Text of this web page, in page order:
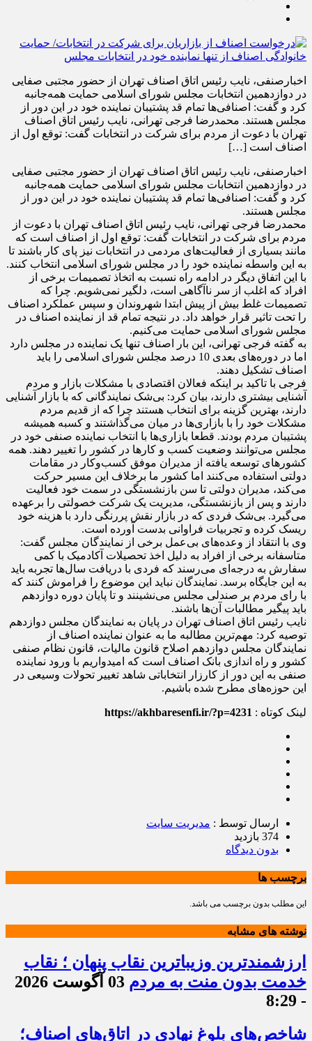
اخبارصنفی، نایب رئیس اتاق اصناف تهران از حضور مجتبی صفایی
در دوازدهمین انتخابات مجلس شورای اسلامی حمایت همه‌جانبه
کرد و گفت: اصنافی‌ها تمام قد پشتیبان نماینده خود در این دور از
مجلس هستند. محمدرضا فرجی تهرانی، نایب رئیس اتاق اصناف
تهران با دعوت از مردم برای شرکت در انتخابات گفت: توقع اول از
اصناف است […]
اخبارصنفی، نایب رئیس اتاق اصناف تهران از حضور مجتبی صفایی
در دوازدهمین انتخابات مجلس شورای اسلامی حمایت همه‌جانبه
کرد و گفت: اصنافی‌ها تمام قد پشتیبان نماینده خود در این دور از
مجلس هستند.
محمدرضا فرجی تهرانی، نایب رئیس اتاق اصناف تهران با دعوت از
مردم برای شرکت در انتخابات گفت: توقع اول از اصناف است که
مانند بسیاری از فعالیت‌های مردمی در انتخابات نیز پای کار باشند تا
به این واسطه نماینده خود را در مجلس شورای اسلامی انتخاب کنند.
با این اتفاق دیگر در ادامه راه نسبت به اتخاذ تصمیمات برخی از
افراد که اغلب از سر ناآگاهی است، دلگیر نمی‌شویم. چرا که
تصمیمات غلط بیش از پیش ابتدا شهروندان و سپس عملکرد اصناف
را تحت تاثیر قرار خواهد داد. در نتیجه تمام قد از نماینده اصناف در
مجلس شورای اسلامی حمایت می‌کنیم.
به گفته فرجی تهرانی، این‌ بار اصناف تنها یک نماینده در مجلس دارد
اما در دوره‌های بعدی 10 درصد مجلس شورای اسلامی را باید
اصناف تشکیل دهند.
فرجی با تاکید بر اینکه فعالان اقتصادی با مشکلات بازار و مردم
آشنایی بیشتری دارند، بیان کرد: بی‌شک نمایندگانی که با بازار آشنایی
دارند، بهترین گزینه برای انتخاب هستند چرا که از قدیم مردم
مشکلات خود را با بازاری‌ها در میان می‌گذاشتند و کسبه همیشه
پشتیبان مردم بودند. قطعا بازاری‌ها با انتخاب نماینده صنفی خود در
مجلس می‌توانند وضعیت کسب و کارها در کشور را تغییر دهند. همه
کشورهای توسعه یافته از مدیران موفق کسب‌وکار در مقامات
دولتی استفاده می‌کنند اما کشور ما برخلاف این مسیر حرکت
می‌کند، مدیران دولتی تا سن بازنشستگی در سمت خود فعالیت
دارند و پس از بازنشستگی، مدیریت یک شرکت خصولتی را برعهده
می‌گیرد. بی‌شک فردی که در بازار نقش پررنگی دارد با هزینه‌ خود
ریسک کرده و تجربیات فراوانی بدست آورده است.
وی با انتقاد از وعده‌های بی‌عمل برخی از نمایندگان مجلس گفت:
متاسفانه برخی از افراد به دلیل اخذ تحصیلات آکادمیک با کمی
سفارش به درجه‌ای می‌رسند که فردی با دریافت سال‌ها تجربه باید
به این جایگاه برسد. نمایندگان نباید این موضوع را فراموش کنند که
با رای مردم بر صندلی مجلس می‌نشینند و تا پایان دوره دوازدهم
باید پیگیر مطالبات آن‌ها باشند.
نایب رئیس اتاق اصناف تهران در پایان به نمایندگان مجلس دوازدهم
توصیه کرد: مهم‌ترین مطالبه ما به عنوان نماینده اصناف از
نمایندگان مجلس دوازدهم اصلاح قانون مالیات، قانون نظام صنفی
کشور و راه اندازی بانک اصناف است که امیدواریم با ورود نماینده
صنفی به این دور از کارزار انتخاباتی شاهد تغییر تحولات وسیعی در
این حوزه‌های مطرح شده باشیم.
لینک کوتاه : https://akhbaresenfi.ir/?p=4231
ارسال توسط : مدیریت سایت
374 بازدید
بدون دیدگاه
برچسب ها
این مطلب بدون برچسب می باشد.
نوشته های مشابه
ارزشمندترین وزیباترین نقاب پنهان ؛ نقاب
خدمت بدون منت به مردم
03 آگوست 2026
- 8:29
شاخص‌های بلوغ نهادی در اتاق‌های اصناف؛